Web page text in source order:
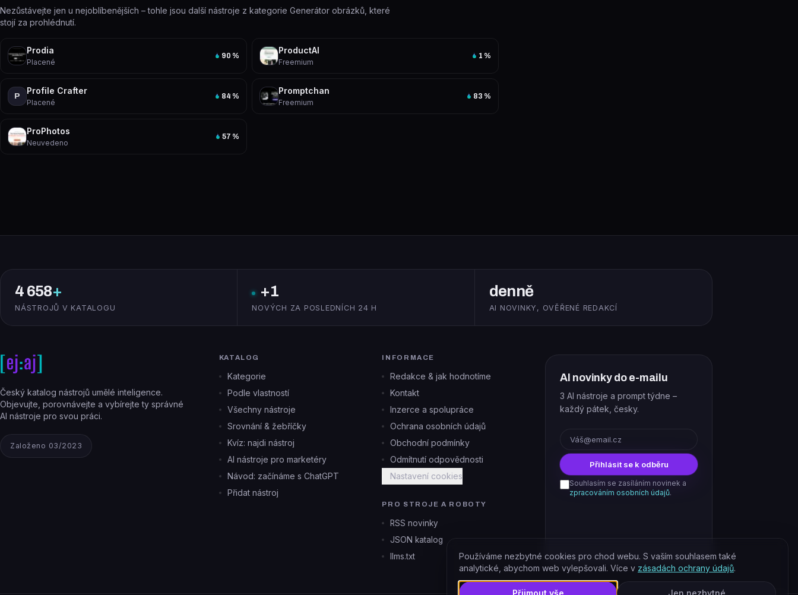
Nezůstávejte jen u nejoblíbenějších – tohle jsou další nástroje z kategorie Generátor obrázků, které
stojí za prohlédnutí.
Prodia
Placené
90 %
ProductAI
Freemium
1 %
P
Profile Crafter
Placené
84 %
Promptchan
Freemium
83 %
ProPhotos
Neuvedeno
57 %
4 658+
NÁSTROJŮ V KATALOGU
+1
NOVÝCH ZA POSLEDNÍCH 24 H
denně
AI NOVINKY, OVĚŘENÉ REDAKCÍ
Český katalog nástrojů umělé inteligence.
Objevujte, porovnávejte a vybírejte ty správné
AI nástroje pro svou práci.
Založeno 03/2023
KATALOG
Kategorie
Podle vlastností
Všechny nástroje
Srovnání & žebříčky
Kvíz: najdi nástroj
AI nástroje pro marketéry
Návod: začínáme s ChatGPT
Přidat nástroj
INFORMACE
Redakce & jak hodnotíme
Kontakt
Inzerce a spolupráce
Ochrana osobních údajů
Obchodní podmínky
Odmítnutí odpovědnosti
Nastavení cookies
PRO STROJE A ROBOTY
RSS novinky
JSON katalog
llms.txt
AI novinky do e-mailu
3 AI nástroje a prompt týdne –
každý pátek, česky.
Přihlásit se k odběru
Souhlasím se zasíláním novinek a
zpracováním osobních údajů.
Používáme nezbytné cookies pro chod webu. S vaším souhlasem také
analytické, abychom web vylepšovali. Více v zásadách ochrany údajů.
Přijmout vše Jen nezbytné